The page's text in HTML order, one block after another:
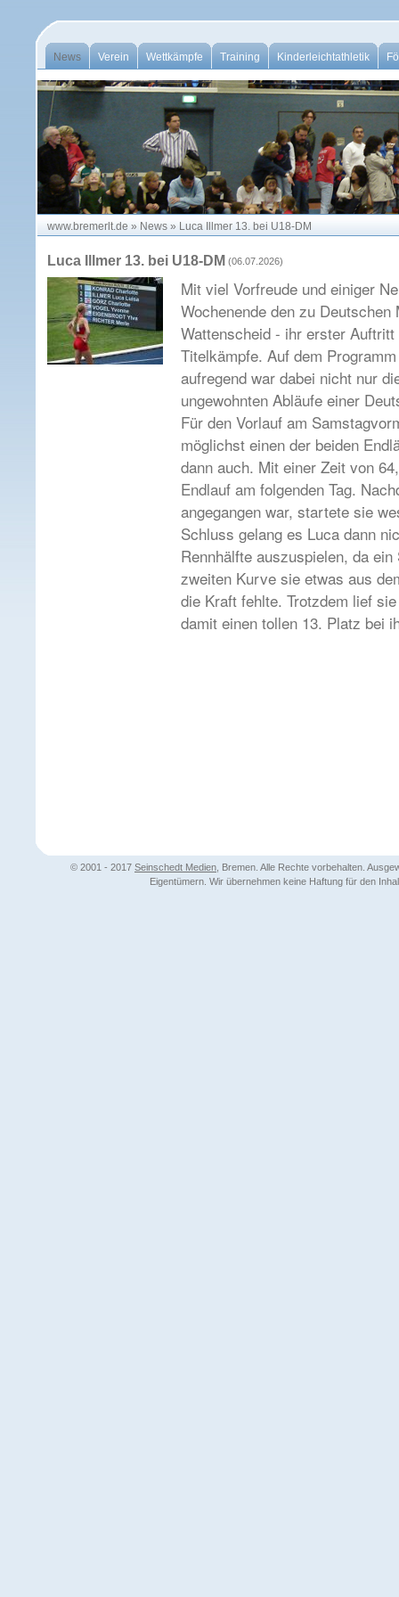
News Verein Wettkämpfe Training Kinderleichtathletik
www.bremerlt.de » News » Luca Illmer 13. bei U18-DM
Luca Illmer 13. bei U18-DM (06.07.2026)
Mit viel Vorfreude und einiger
Wochenende den zu
Wattenscheid - ihr erster
Titelkämpfe. Auf dem
aufregend war dabei nicht nur
ungewohnten Abläufe einer
Für den Vorlauf am
möglichst einen der beiden
dann auch. Mit einer Zeit von
Endlauf am folgenden Tag.
angegangen war, startete sie
Schluss gelang es Luca dann
Rennhälfte auszuspielen, da
zweiten Kurve sie etwas aus
die Kraft fehlte. Trotzdem lief
damit einen tollen 13. Platz bei
© 2001 - 2017 Seinschedt Medien , Bremen. Alle Rechte vorbehalten.
Eigentümern. Wir übernehmen keine Haftung für den